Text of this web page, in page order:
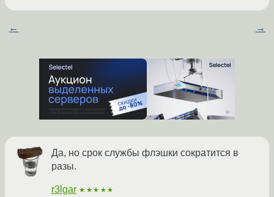
← →
Да, но срок службы флэшки сократится в
разы.
r3lgar ★★★★★